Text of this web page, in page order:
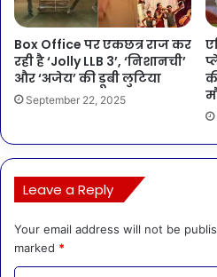
Box Office पर एकछत्र राज कर
रही है ‘Jolly LLB 3’, ‘निशानची’
और ‘अजेय’ की डूबी लुटिया
September 22, 2025
Leave a Reply
Your email address will not be
marked *